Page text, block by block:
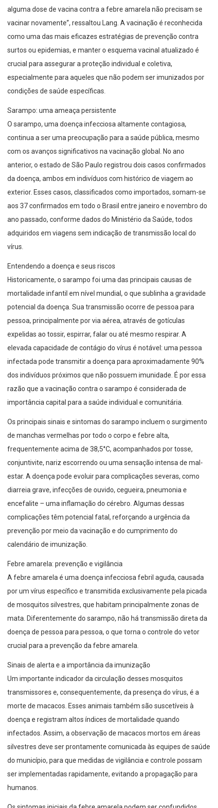
alguma dose de vacina contra a febre amarela não precisam se
vacinar novamente”, ressaltou Lang. A vacinação é reconhecida
como uma das mais eficazes estratégias de prevenção contra
surtos ou epidemias, e manter o esquema vacinal atualizado é
crucial para assegurar a proteção individual e coletiva,
especialmente para aqueles que não podem ser imunizados por
condições de saúde específicas.
Sarampo: uma ameaça persistente
O sarampo, uma doença infecciosa altamente contagiosa,
continua a ser uma preocupação para a saúde pública, mesmo
com os avanços significativos na vacinação global. No ano
anterior, o estado de São Paulo registrou dois casos confirmados
da doença, ambos em indivíduos com histórico de viagem ao
exterior. Esses casos, classificados como importados, somam-se
aos 37 confirmados em todo o Brasil entre janeiro e novembro do
ano passado, conforme dados do Ministério da Saúde, todos
adquiridos em viagens sem indicação de transmissão local do
vírus.
Entendendo a doença e seus riscos
Historicamente, o sarampo foi uma das principais causas de
mortalidade infantil em nível mundial, o que sublinha a gravidade
potencial da doença. Sua transmissão ocorre de pessoa para
pessoa, principalmente por via aérea, através de gotículas
expelidas ao tossir, espirrar, falar ou até mesmo respirar. A
elevada capacidade de contágio do vírus é notável: uma pessoa
infectada pode transmitir a doença para aproximadamente 90%
dos indivíduos próximos que não possuem imunidade. É por essa
razão que a vacinação contra o sarampo é considerada de
importância capital para a saúde individual e comunitária.
Os principais sinais e sintomas do sarampo incluem o surgimento
de manchas vermelhas por todo o corpo e febre alta,
frequentemente acima de 38,5°C, acompanhados por tosse,
conjuntivite, nariz escorrendo ou uma sensação intensa de mal-
estar. A doença pode evoluir para complicações severas, como
diarreia grave, infecções de ouvido, cegueira, pneumonia e
encefalite – uma inflamação do cérebro. Algumas dessas
complicações têm potencial fatal, reforçando a urgência da
prevenção por meio da vacinação e do cumprimento do
calendário de imunização.
Febre amarela: prevenção e vigilância
A febre amarela é uma doença infecciosa febril aguda, causada
por um vírus específico e transmitida exclusivamente pela picada
de mosquitos silvestres, que habitam principalmente zonas de
mata. Diferentemente do sarampo, não há transmissão direta da
doença de pessoa para pessoa, o que torna o controle do vetor
crucial para a prevenção da febre amarela.
Sinais de alerta e a importância da imunização
Um importante indicador da circulação desses mosquitos
transmissores e, consequentemente, da presença do vírus, é a
morte de macacos. Esses animais também são suscetíveis à
doença e registram altos índices de mortalidade quando
infectados. Assim, a observação de macacos mortos em áreas
silvestres deve ser prontamente comunicada às equipes de saúde
do município, para que medidas de vigilância e controle possam
ser implementadas rapidamente, evitando a propagação para
humanos.